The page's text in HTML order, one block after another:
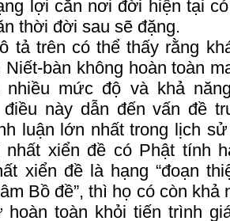
lợi căn nơi đời hiện tại
thời đời sau sẽ đặng.
tả trên có thể thấy rằng
Niết-bàn không hoàn toàn
nhiều mức độ và khả
điều này dẫn đến vấn đề
luận lớn nhất trong lịch
xiển đề có Phật tính
xiển đề là hạng “đoạn
Bồ đề”, thì họ có còn khả
hoàn toàn khỏi tiến trình